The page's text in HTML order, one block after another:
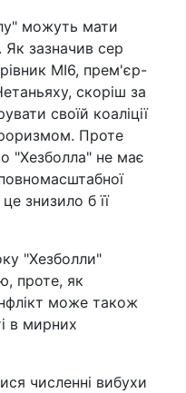
можуть мати
Як зазначив сер
MI6, прем'єр-
скоріш за
своїй коаліції
Проте
"Хезболла" не має
знизило б її
"Хезболли"
проте, як
може також
в мирних
численні вибухи